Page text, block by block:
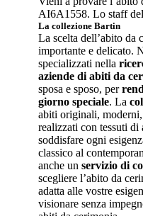
AI6A1558. Lo staff
La collezione Bartin
La scelta dell’abito da
importante e delicato.
specializzati nella
aziende di abiti da
sposa e sposo, per
giorno speciale. La
abiti originali,
realizzati con tessuti di
soddisfare ogni
classico al
anche un servizio di
scegliere l’abito da
adatta alle vostre
visionare senza